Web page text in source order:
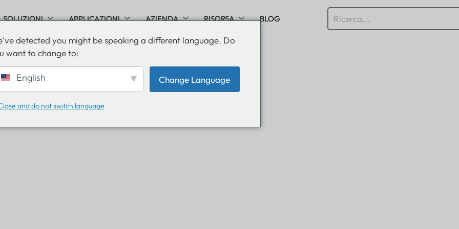
SOLUZIONI APPLICAZIONI AZIENDA RISORSA BLOG
detected you might be speaking a different language. Do
want to change to:
English Change Language
and do not switch language